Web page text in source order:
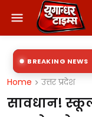
BREAKING NEWS
साथ 'राकेश' की एंट्री पर
Home उत्तर प्रदेश
सावधान!